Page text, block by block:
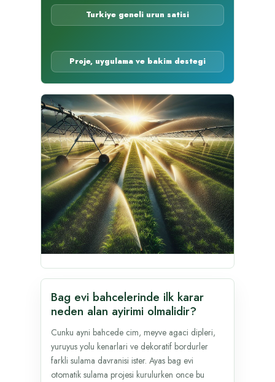
Turkiye geneli urun satisi
Proje, uygulama ve bakim destegi
Bag evi bahcelerinde ilk karar
neden alan ayirimi olmalidir?
Cunku ayni bahcede cim, meyve agaci dipleri,
yuruyus yolu kenarlari ve dekoratif bordurler
farkli sulama davranisi ister. Ayas bag evi
otomatik sulama projesi kurulurken once bu